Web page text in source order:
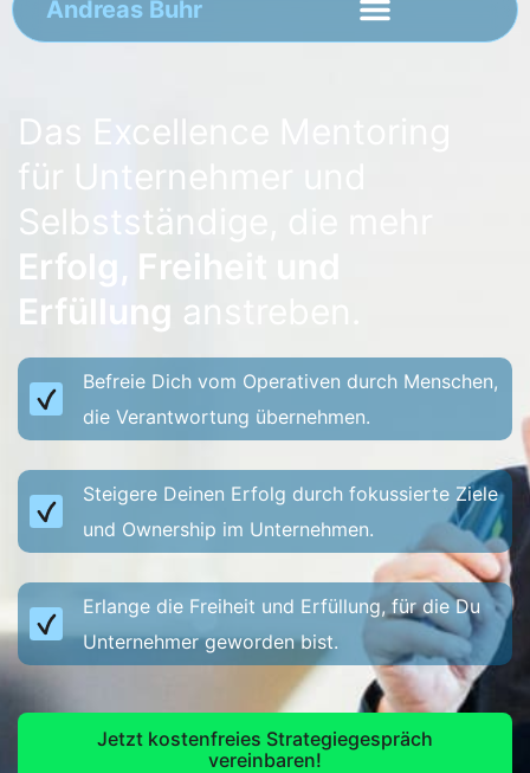
Andreas Buhr
Das Excellence Mentoring
für Unternehmer und
Selbstständige, die mehr
Erfolg, Freiheit und
Erfüllung anstreben.
Befreie Dich vom Operativen durch Menschen,
die Verantwortung übernehmen.
Steigere Deinen Erfolg durch fokussierte Ziele
und Ownership im Unternehmen.
Erlange die Freiheit und Erfüllung, für die Du
Unternehmer geworden bist.
Jetzt kostenfreies Strategiegespräch
vereinbaren!